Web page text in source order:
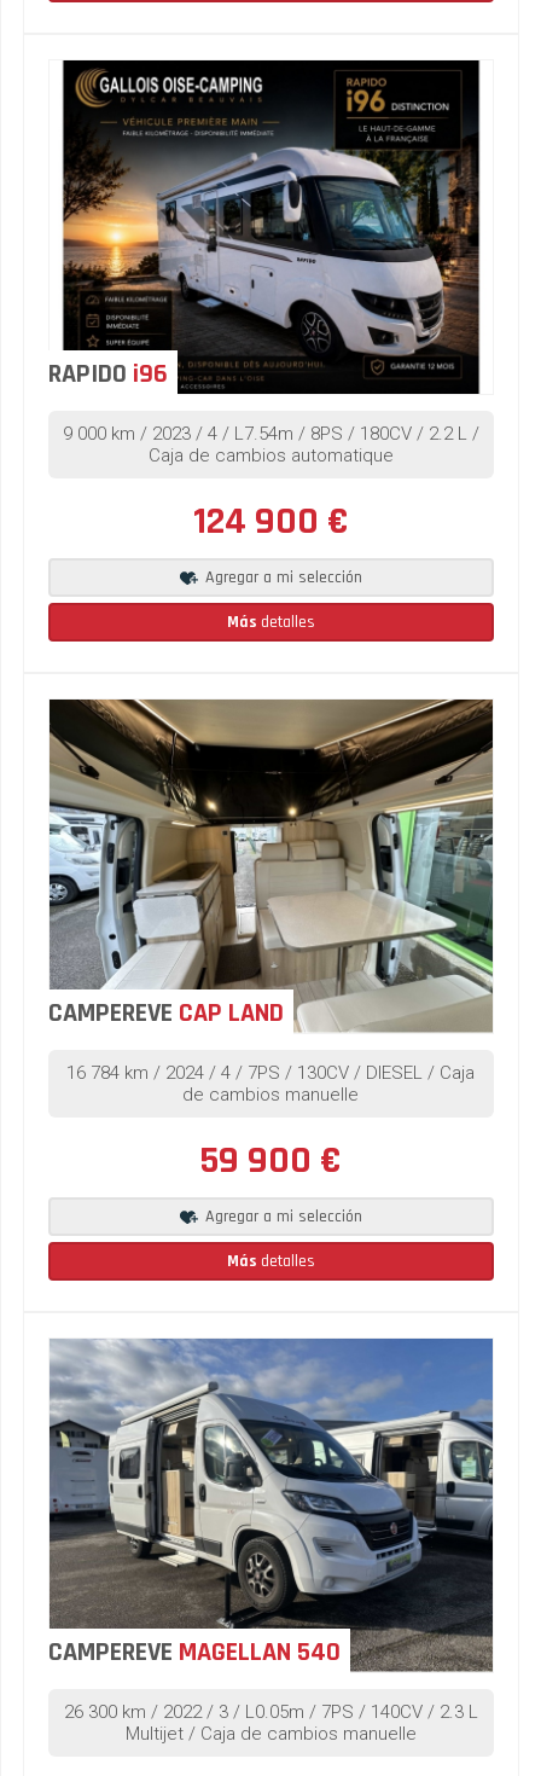
RAPIDO i96
9 000 km / 2023 / 4 / L7.54m / 8PS / 180CV / 2.2 L /
Caja de cambios automatique
124 900 €
Agregar a mi selección
Más detalles
CAMPEREVE CAP LAND
16 784 km / 2024 / 4 / 7PS / 130CV / DIESEL / Caja
de cambios manuelle
59 900 €
Agregar a mi selección
Más detalles
CAMPEREVE MAGELLAN 540
26 300 km / 2022 / 3 / L0.05m / 7PS / 140CV / 2.3 L
Multijet / Caja de cambios manuelle